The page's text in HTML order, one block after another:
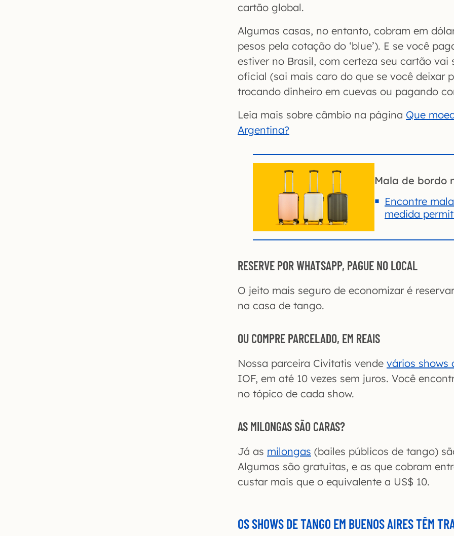
cartão global.
Algumas casas, no entanto, cobram em
pesos pela cotação do ‘blue’). E se você
estiver no Brasil, com certeza seu cartão vai
oficial (sai mais caro do que se você deixar
trocando dinheiro em cuevas ou pagando
Leia mais sobre câmbio na página Que
Argentina?
Mala de bordo
Encontre
medida
RESERVE POR WHATSAPP, PAGUE NO LOCAL
O jeito mais seguro de economizar é
na casa de tango.
OU COMPRE PARCELADO, EM REAIS
Nossa parceira Civitatis vende vários shows
IOF, em até 10 vezes sem juros. Você
no tópico de cada show.
AS MILONGAS SÃO CARAS?
Já as milongas (bailes públicos de tango)
Algumas são gratuitas, e as que cobram
custar mais que o equivalente a US$ 10.
OS SHOWS DE TANGO EM BUENOS AIRES TÊM